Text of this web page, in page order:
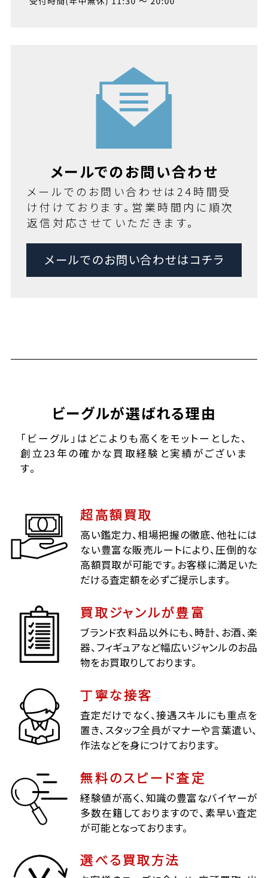
メールでのお問い合わせ
メールでのお問い合わせは24時間受
け付けております。営業時間内に順次
返信対応させていただきます。
メールでのお問い合わせはコチラ
ビーグルが選ばれる理由
「ビーグル」はどこよりも高くをモットーとした、
創立23年の確かな買取経験と実績がございま
す。
超高額買取
高い鑑定力、相場把握の徹底、他社には
ない豊富な販売ルートにより、圧倒的な
高額買取が可能です。お客様に満足いた
だける査定額を必ずご提示します。
買取ジャンルが豊富
ブランド衣料品以外にも、時計、お酒、楽
器、フィギュアなど幅広いジャンルのお品
物をお買取りしております。
丁寧な接客
査定だけでなく、接遇スキルにも重点を
置き、スタッフ全員がマナーや言葉遣い、
作法などを身につけております。
無料のスピード査定
経験値が高く、知識の豊富なバイヤーが
多数在籍しておりますので、素早い査定
が可能となっております。
選べる買取方法